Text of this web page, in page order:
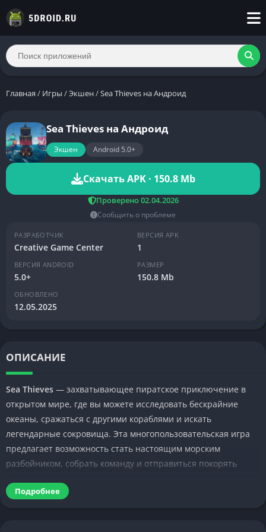
Главная / Игры /Экшен /Sea Thieves на Андроид
Sea Thieves на Андроид
Экшен Android 5.0+
Скачать APK · 150.8 Mb
Проверено 02.04.2026
Сообщить о проблеме
РАЗРАБОТЧИК
Creative Game Center
ВЕРСИЯ APK
1
ВЕРСИЯ ANDROID
5.0+
РАЗМЕР
150.8 Mb
ОБНОВЛЕНО
12.05.2025
ОПИСАНИЕ
Sea Thieves — захватывающее пиратское приключение в
открытом мире, где вы можете исследовать бескрайние
океаны, сражаться с другими кораблями и искать
легендарные сокровища. Эта многопользовательская игра
предлагает возможность стать настоящим морским
разбойником, собрать команду и отправиться покорять
Особенности Sea Thieves в мобильной
Подробнее